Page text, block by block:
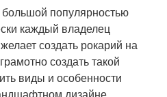
популярностью
каждый владелец
создать рокарий на
создать такой
виды и особенности
дизайне.